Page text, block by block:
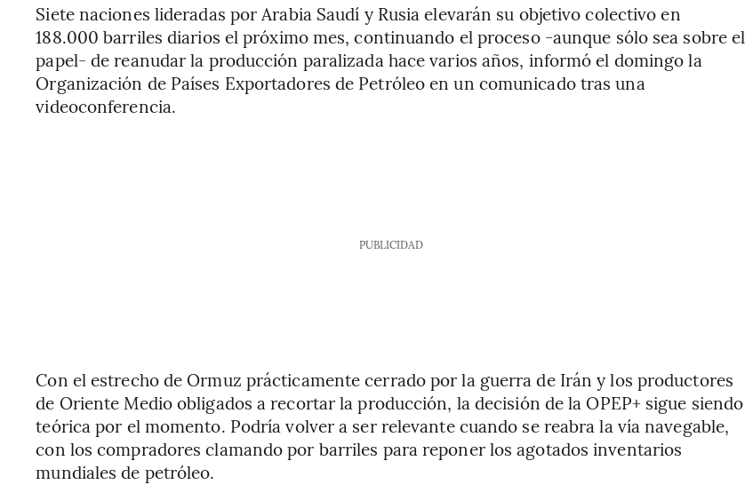
Siete naciones lideradas por Arabia Saudí y Rusia elevarán su objetivo colectivo en
188.000 barriles diarios el próximo mes, continuando el proceso -aunque sólo sea sobre el
papel- de reanudar la producción paralizada hace varios años, informó el domingo la
Organización de Países Exportadores de Petróleo en un comunicado tras una
videoconferencia.
PUBLICIDAD
Con el estrecho de Ormuz prácticamente cerrado por la guerra de Irán y los productores
de Oriente Medio obligados a recortar la producción, la decisión de la OPEP+ sigue siendo
teórica por el momento. Podría volver a ser relevante cuando se reabra la vía navegable,
con los compradores clamando por barriles para reponer los agotados inventarios
mundiales de petróleo.